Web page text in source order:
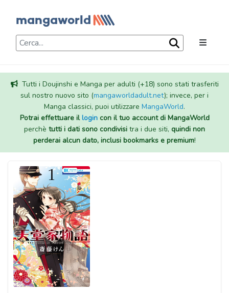
Tutti i Doujinshi e Manga per adulti (+18) sono stati trasferiti
sul nostro nuovo sito (mangaworldadult.net); invece, per i
Manga classici, puoi utilizzare MangaWorld.
Potrai effettuare illogincon il tuo account di MangaWorld
perchè tutti i dati sono condivisi tra i due siti, quindi non
perderai alcun dato, inclusi bookmarks e premium!